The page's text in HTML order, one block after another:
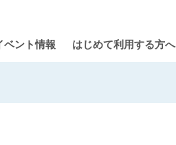
ベント情報 はじめて利用する方へ